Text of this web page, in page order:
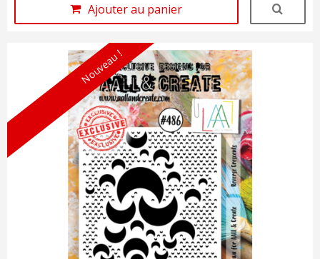
Ajouter au panier
Nouveau !